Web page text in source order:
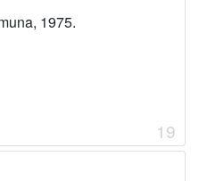
1975.
19